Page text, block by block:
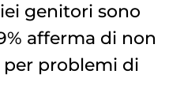
genitori sono
afferma di non
per problemi di